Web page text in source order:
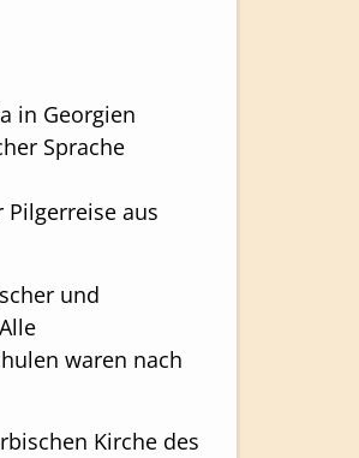
in Georgien
Sprache
aus
und
waren nach
Kirche des